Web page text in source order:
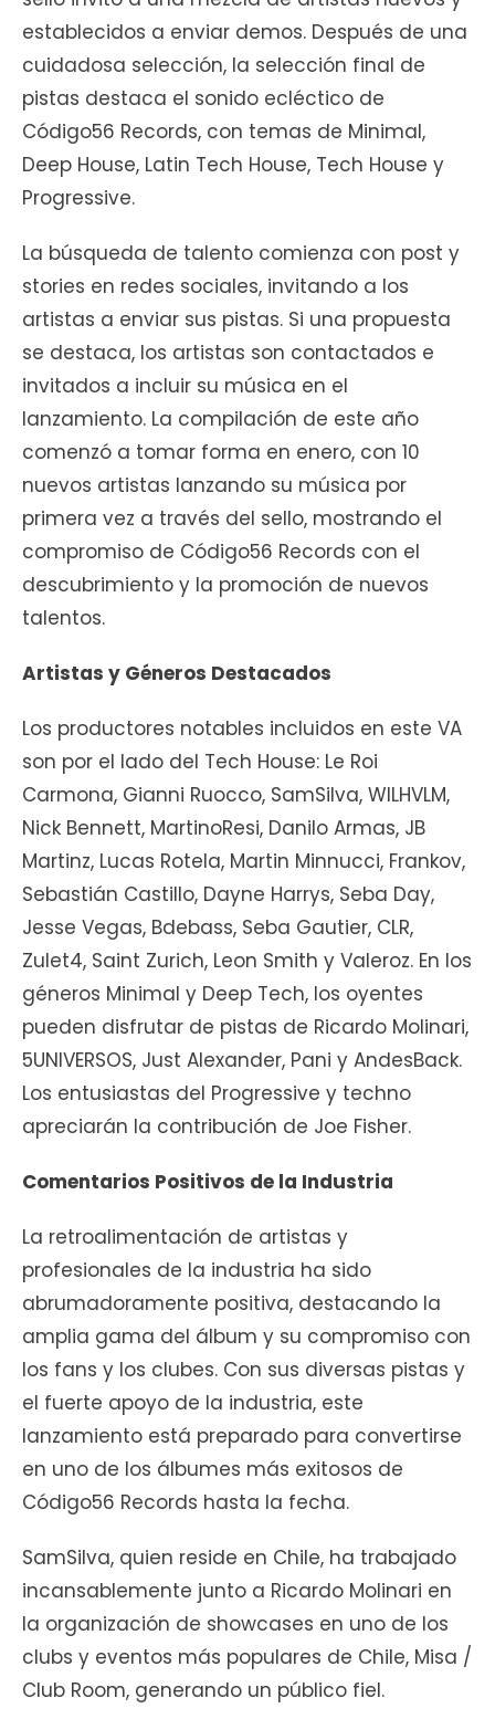
establecidos a enviar demos. Después de una
cuidadosa selección, la selección final de
pistas destaca el sonido ecléctico de
Código56 Records, con temas de Minimal,
Deep House, Latin Tech House, Tech House y
Progressive.
La búsqueda de talento comienza con post y
stories en redes sociales, invitando a los
artistas a enviar sus pistas. Si una propuesta
se destaca, los artistas son contactados e
invitados a incluir su música en el
lanzamiento. La compilación de este año
comenzó a tomar forma en enero, con 10
nuevos artistas lanzando su música por
primera vez a través del sello, mostrando el
compromiso de Código56 Records con el
descubrimiento y la promoción de nuevos
talentos.
Artistas y Géneros Destacados
Los productores notables incluidos en este VA
son por el lado del Tech House: Le Roi
Carmona, Gianni Ruocco, SamSilva, WILHVLM,
Nick Bennett, MartinoResi, Danilo Armas, JB
Martinz, Lucas Rotela, Martin Minnucci, Frankov,
Sebastián Castillo, Dayne Harrys, Seba Day,
Jesse Vegas, Bdebass, Seba Gautier, CLR,
Zulet4, Saint Zurich, Leon Smith y Valeroz. En los
géneros Minimal y Deep Tech, los oyentes
pueden disfrutar de pistas de Ricardo Molinari,
5UNIVERSOS, Just Alexander, Pani y AndesBack.
Los entusiastas del Progressive y techno
apreciarán la contribución de Joe Fisher.
Comentarios Positivos de la Industria
La retroalimentación de artistas y
profesionales de la industria ha sido
abrumadoramente positiva, destacando la
amplia gama del álbum y su compromiso con
los fans y los clubes. Con sus diversas pistas y
el fuerte apoyo de la industria, este
lanzamiento está preparado para convertirse
en uno de los álbumes más exitosos de
Código56 Records hasta la fecha.
SamSilva, quien reside en Chile, ha trabajado
incansablemente junto a Ricardo Molinari en
la organización de showcases en uno de los
clubs y eventos más populares de Chile, Misa /
Club Room, generando un público fiel.